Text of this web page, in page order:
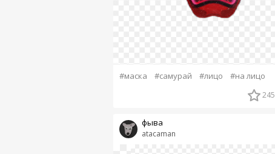
#маска #самурай #лицо #на лицо
245
atacaman
фыва